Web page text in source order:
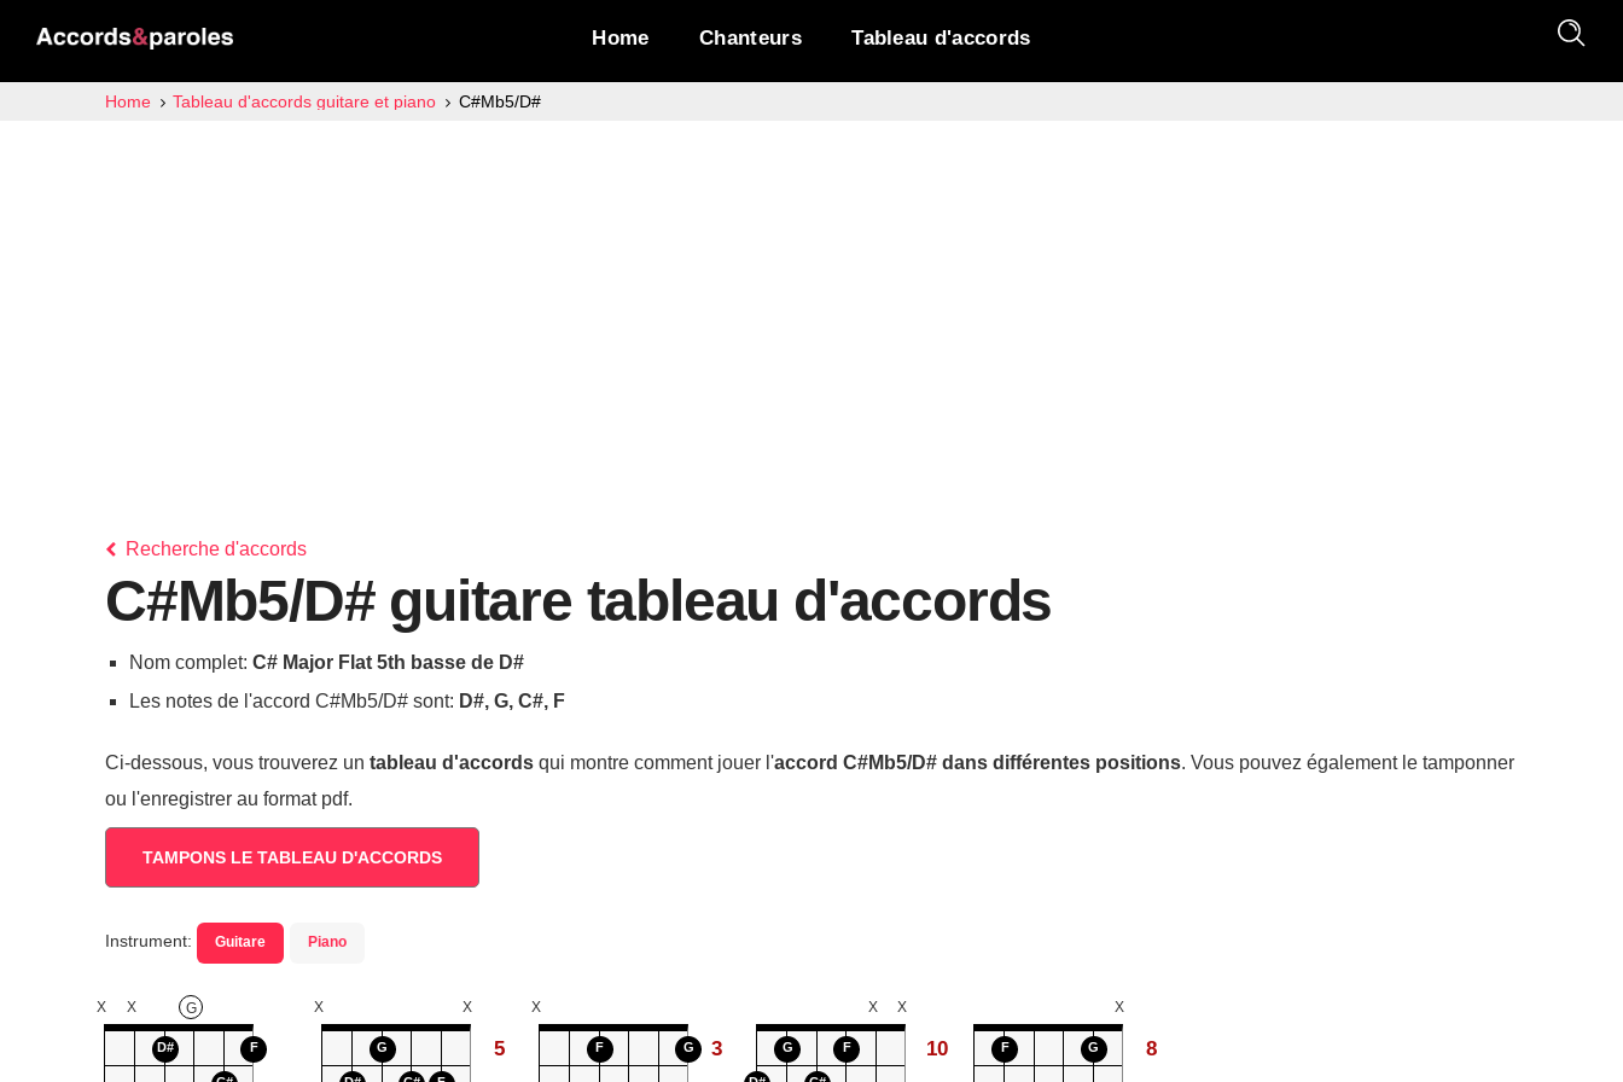
Home Chanteurs Tableau d'accords
Home Tableau d'accords guitare et piano C#Mb5/D#
Recherche d'accords
C#Mb5/D# guitare tableau d'accords
Nom complet: C# Major Flat 5th basse de D#
Les notes de l'accord C#Mb5/D# sont: D#, G, C#, F
Ci-dessous, vous trouverez un tableau d'accords qui montre comment jouer l'accord C#Mb5/D# dans différentes positions. Vous pouvez également le tamponner
ou l'enregistrer au format pdf.
TAMPONS LE TABLEAU D'ACCORDS
Instrument: Guitare Piano
D#
G
F
X X
G
X X
5 F G
X
3 G F
X X
10 F G
X
8